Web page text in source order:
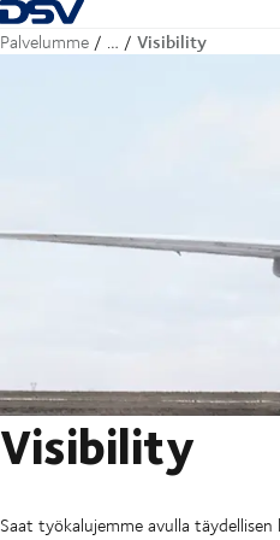
Takaisin kotisivulle
Palvelumme … Visibility
Visibility
Saat työkalujemme avulla